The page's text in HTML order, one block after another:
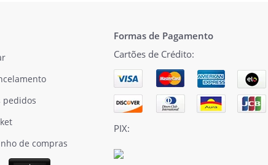
pedidos
de compras
Formas de Pagamento
Cartões de Crédito:
PIX: